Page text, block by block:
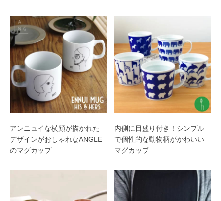
アンニュイな横顔が描かれた
デザインがおしゃれなANGLE
のマグカップ
内側に目盛り付き！シンプル
で個性的な動物柄がかわいい
マグカップ